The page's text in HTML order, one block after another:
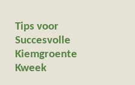
Tips voor
Succesvolle
Kiemgroente
Kweek